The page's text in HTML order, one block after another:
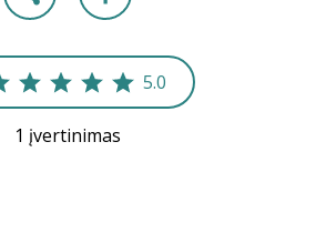
5.0
1 įvertinimas